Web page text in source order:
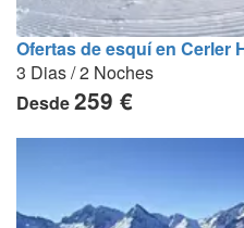
Ofertas de esquí en Cerler
3 Dias / 2 Noches
Desde259 €